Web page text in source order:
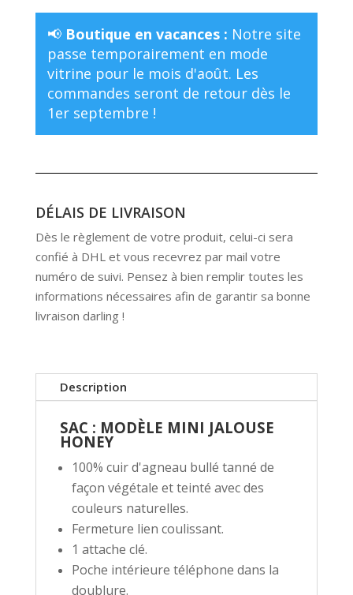
📢 Boutique en vacances : Notre site
passe temporairement en mode
vitrine pour le mois d'août. Les
commandes seront de retour dès le
1er septembre !
DÉLAIS DE LIVRAISON
Dès le règlement de votre produit, celui-ci sera
confié à DHL et vous recevrez par mail votre
numéro de suivi. Pensez à bien remplir toutes les
informations nécessaires afin de garantir sa bonne
livraison darling !
Description
SAC : MODÈLE MINI JALOUSE
HONEY
100% cuir d'agneau bullé tanné de
façon végétale et teinté avec des
couleurs naturelles.
Fermeture lien coulissant.
1 attache clé.
Poche intérieure téléphone dans la
doublure.